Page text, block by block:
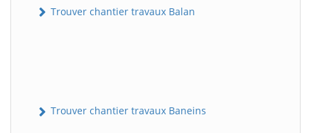
Trouver chantier travaux Balan
Trouver chantier travaux Baneins